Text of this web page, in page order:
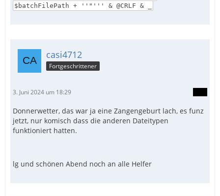
$batchFilePath + ''"''' & @CRLF & _
casi4712
Fortgeschrittener
3. Juni 2024 um 18:29
Donnerwetter, das war ja eine Zangengeburt lach, es funz
jetzt, nur komisch dass die anderen Dateitypen
funktioniert hatten.
lg und schönen Abend noch an alle Helfer